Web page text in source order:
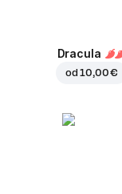
Dracula
od10,00 €